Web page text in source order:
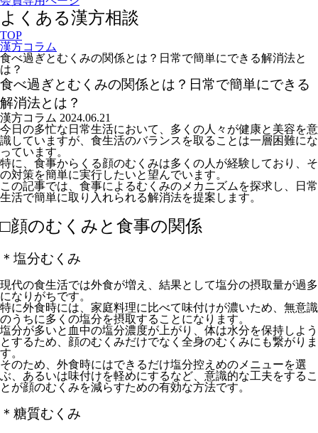
よくある漢方相談
TOP
漢方コラム
食べ過ぎとむくみの関係とは？日常で簡単にできる解消法と
は？
食べ過ぎとむくみの関係とは？日常で簡単にできる
解消法とは？
漢方コラム 2024.06.21
今日の多忙な日常生活において、多くの人々が健康と美容を意
識していますが、食生活のバランスを取ることは一層困難にな
っています。
特に、食事からくる顔のむくみは多くの人が経験しており、そ
の対策を簡単に実行したいと望んでいます。
この記事では、食事によるむくみのメカニズムを探求し、日常
生活で簡単に取り入れられる解消法を提案します。
□顔のむくみと食事の関係
＊塩分むくみ
現代の食生活では外食が増え、結果として塩分の摂取量が過多
になりがちです。
特に外食時には、家庭料理に比べて味付けが濃いため、無意識
のうちに多くの塩分を摂取することになります。
塩分が多いと血中の塩分濃度が上がり、体は水分を保持しよう
とするため、顔のむくみだけでなく全身のむくみにも繋がりま
す。
そのため、外食時にはできるだけ塩分控えめのメニューを選
ぶ、あるいは味付けを軽めにするなど、意識的な工夫をするこ
とが顔のむくみを減らすための有効な方法です。
＊糖質むくみ